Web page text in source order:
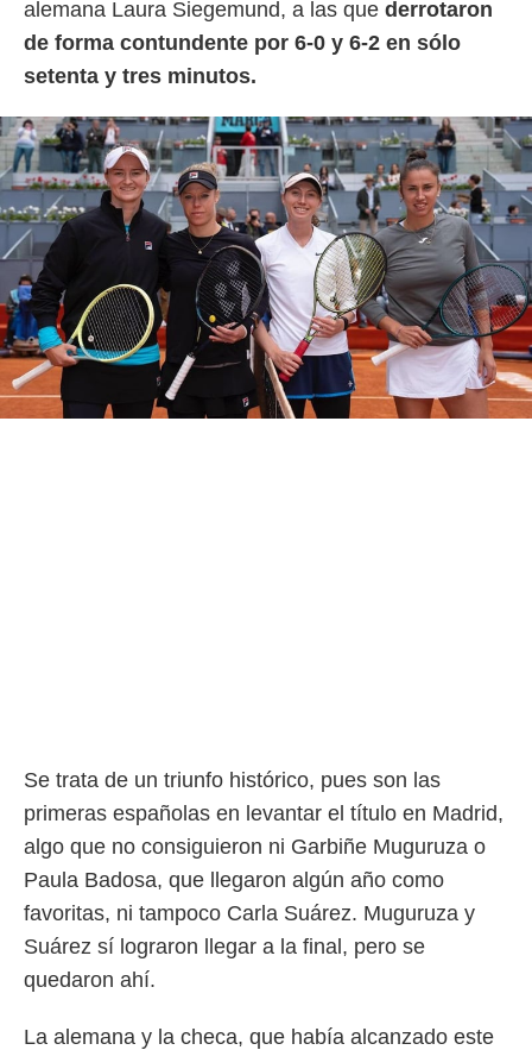
crear un
uso de
la
contenido
medir el
de la
el
del
de
o a través
de
de
de
1199
alemana Laura Siegemund, a las que derrotaron
de forma contundente por 6-0 y 6-2 en sólo
setenta y tres minutos.
Se trata de un triunfo histórico, pues son las
primeras españolas en levantar el título en Madrid,
algo que no consiguieron ni Garbiñe Muguruza o
Paula Badosa, que llegaron algún año como
favoritas, ni tampoco Carla Suárez. Muguruza y
Suárez sí lograron llegar a la final, pero se
quedaron ahí.
La alemana y la checa, que había alcanzado este